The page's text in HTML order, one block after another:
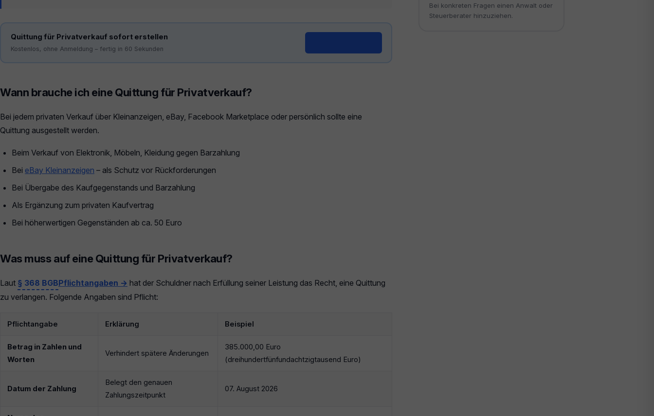
Quittung für Privatverkauf sofort erstellen
Kostenlos, ohne Anmeldung – fertig in 60 Sekunden
Wann brauche ich eine Quittung für Privatverkauf?
Bei jedem privaten Verkauf über Kleinanzeigen, eBay, Facebook Marketplace oder persönlich sollte eine
Quittung ausgestellt werden.
Beim Verkauf von Elektronik, Möbeln, Kleidung gegen Barzahlung
Bei eBay Kleinanzeigen – als Schutz vor Rückforderungen
Bei Übergabe des Kaufgegenstands und Barzahlung
Als Ergänzung zum privaten Kaufvertrag
Bei höherwertigen Gegenständen ab ca. 50 Euro
Was muss auf eine Quittung für Privatverkauf?
Laut § 368 BGBPflichtangaben → hat der Schuldner nach Erfüllung seiner Leistung das Recht, eine Quittung
zu verlangen. Folgende Angaben sind Pflicht:
Pflichtangabe Erklärung Beispiel
Betrag in Zahlen und
Worten
Verhindert spätere Änderungen
385.000,00 Euro
(dreihundertfünfundachtzigtausend Euro)
Datum der Zahlung
Belegt den genauen
Zahlungszeitpunkt
07. August 2026
Bei konkreten Fragen einen Anwalt oder
Steuerberater hinzuziehen.